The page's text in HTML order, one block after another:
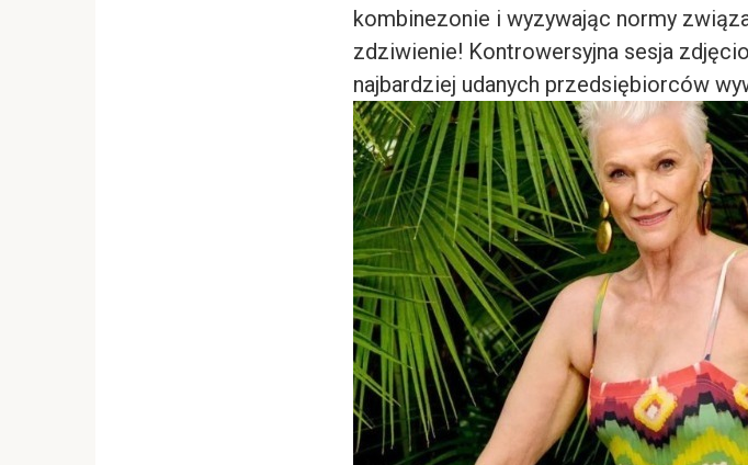
kombinezonie i wyzywając normy
zdziwienie! Kontrowersyjna sesja
najbardziej udanych przedsiębiorców